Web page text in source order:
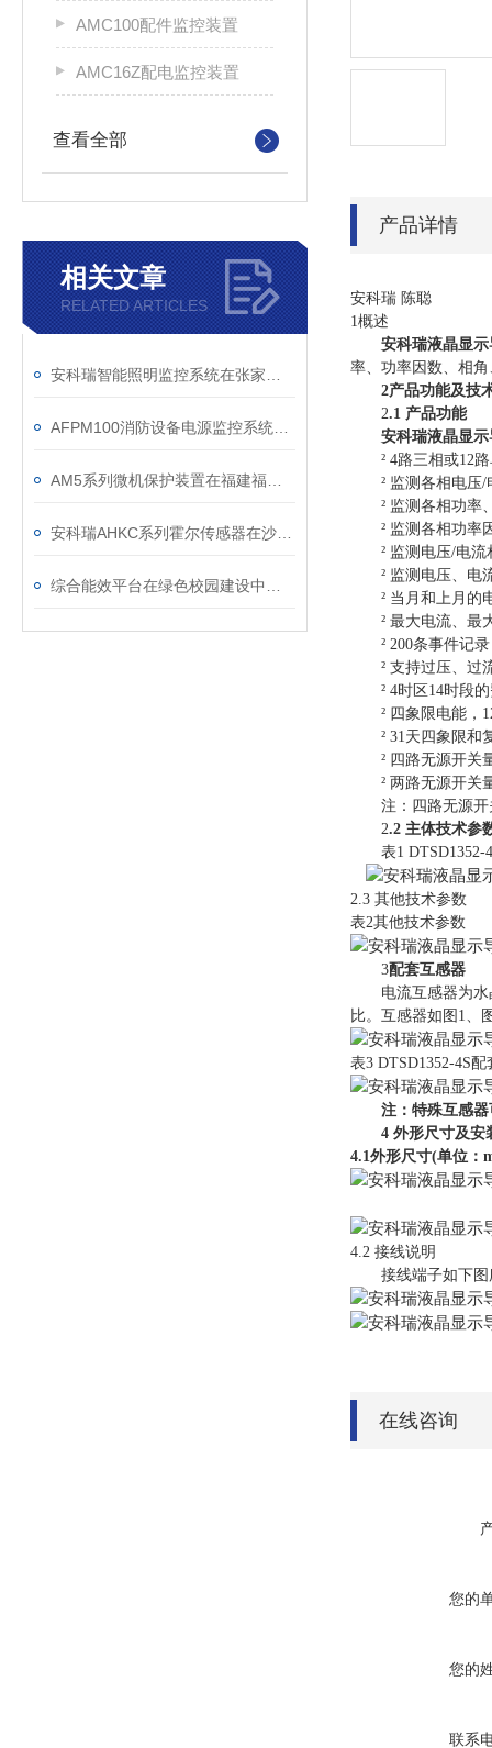
AMC100配件监控装置
AMC16Z配电监控装置
查看全部
相关文章
RELATED ARTICLES
产品详情
安科瑞 陈聪
1概述
安科瑞液晶显
率、功率因数、相
2产品功能及技
2.1 产品功能
安科瑞液晶显
² 4路三相或12路
² 监测各相电压/
² 监测各相功率、
² 监测各相功率
² 监测电压/电流
² 监测电压、电流
² 当月和上月的电
² 最大电流、最大
² 200条事件记录
² 支持过压、过流
² 4时区14时段的
² 四象限电能，
² 31天四象限和复
² 四路无源开关量
² 两路无源开关量
注：四路无源开关
2.2 主体技术参
表1 DTSD1352-
2.3 其他技术参数
表2其他技术参数
3配套互感器
电流互感器为水晶
比。互感器如图1、
表3 DTSD1352-4S
注：特殊互感
4 外形尺寸及安
4.1外形尺寸(单位：
4.2 接线说明
接线端子如下图
在线咨询
您的
您的
联系